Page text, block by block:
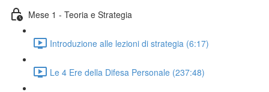
Mese 1 - Teoria e Strategia
Introduzione alle lezioni di strategia (6:17)
Le 4 Ere della Difesa Personale (237:48)